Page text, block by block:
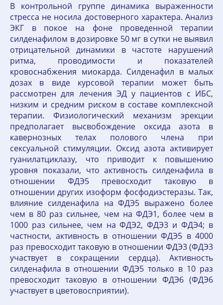
В контрольной группе динамика выраженности
стресса не носила достоверного характера. Анализ
ЭКГ в покое на фоне проведенной терапии
силденафилом в дозировке 50 мг в сутки не выявил
отрицательной динамики в частоте нарушений
ритма, проводимости и показателей
кровоснабжения миокарда. Силденафил в малых
дозах в виде курсовой терапии может быть
рассмотрен для лечения ЭД у пациентов с ИБС,
низким и средним риском в составе комплексной
терапии. Физиологический механизм эрекции
предполагает высвобождение оксида азота в
кавернозных телах полового члена при
сексуальной стимуляции. Оксид азота активирует
гуанилатциклазу, что приводит к повышению
уровня показали, что активность силденафила в
отношении ФДЭ5 превосходит таковую в
отношении других изоформ фосфодиэстеразы. Так,
влияние силденафила на ФДЭ5 выражено более
чем в 80 раз сильнее, чем на ФДЭ1, более чем в
1000 раз сильнее, чем на ФДЭ2, ФДЭ3 и ФДЭ4; в
частности, активность в отношении ФДЭ5 в 4000
раз превосходит таковую в отношении ФДЭ3 (ФДЭ3
участвует в сокращении сердца). Активность
силденафила в отношении ФДЭ5 только в 10 раз
превосходит таковую в отношении ФДЭ6 (ФДЭ6
участвует в цветовосприятии).